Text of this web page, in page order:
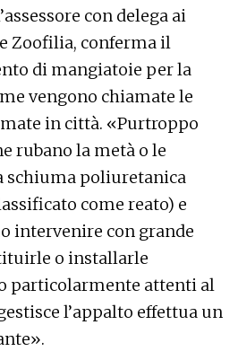
con delega ai
Zoofilia, conferma il
di mangiatoie per la
vengono chiamate le
in città. «Purtroppo
rubano la metà o le
schiuma poliuretanica
come reato) e
intervenire con grande
o installarle
particolarmente attenti al
l’appalto effettua un